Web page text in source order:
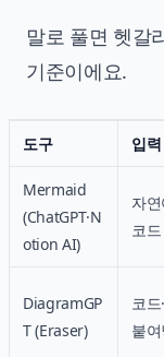
말로 풀면 헷갈
기준이에요.
도구 입
Mermaid
(ChatGPT·N
otion AI)
자
코
DiagramGP
T (Eraser)
코드
붙